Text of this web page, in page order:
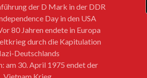
der D Mark in der DDR
Day in den USA
80 Jahren endete in Europa
durch die Kapitulation
Deutschlands
am 30. April 1975 endet der